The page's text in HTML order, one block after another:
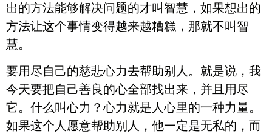
出的方法能够解决问题的才叫智慧，如果想出的
方法让这个事情变得越来越糟糕，那就不叫智
慧。
要用尽自己的慈悲心力去帮助别人。就是说，我
今天要把自己善良的心全部找出来，并且用尽
它。什么叫心力？心力就是人心里的一种力量。
如果这个人愿意帮助别人，他一定是无私的，而